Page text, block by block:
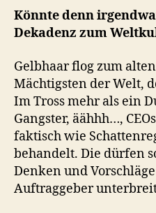
Könnte denn
Dekadenz zum
Gelbhaar flog zum
Mächtigsten der Welt,
Im Tross mehr als ein
Gangster, äähhh…,
faktisch wie
behandelt. Die dürfen
Denken und
Auftraggeber